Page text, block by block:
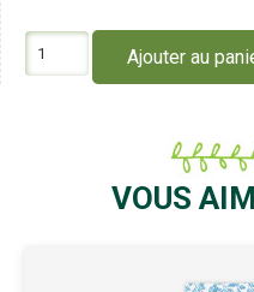
Ajouter au
VOUS